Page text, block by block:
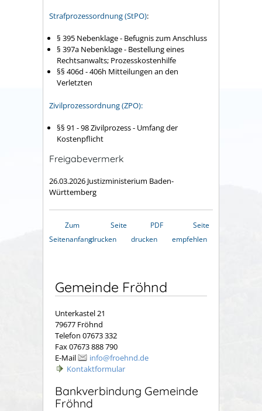
Strafprozessordnung (StPO):
§ 395 Nebenklage - Befugnis zum Anschluss
§ 397a Nebenklage - Bestellung eines
Rechtsanwalts; Prozesskostenhilfe
§§ 406d - 406h Mitteilungen an den
Verletzten
Zivilprozessordnung (ZPO):
§§ 91 - 98 Zivilprozess - Umfang der
Kostenpflicht
Freigabevermerk
26.03.2026 Justizministerium Baden-
Württemberg
Zum
Seitenanfang
Seite
drucken
PDF
drucken
Seite
empfehlen
Gemeinde Fröhnd
Unterkastel 21
79677 Fröhnd
Telefon 07673 332
Fax 07673 888 790
E-Mail
info@froehnd.de
Kontaktformular
Bankverbindung Gemeinde
Fröhnd